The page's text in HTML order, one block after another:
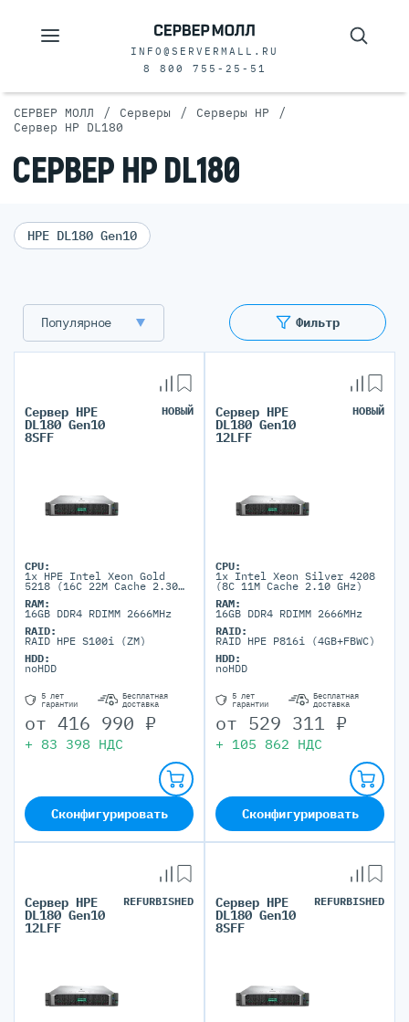
INFO@SERVERMALL.RU
8 800 755-25-51
СЕРВЕР МОЛЛ / Серверы / Серверы HP /
Сервер HP DL180
СЕРВЕР HP DL180
HPE DL180 Gen10
Фильтр
Популярное
Сервер HPE
DL180 Gen10
8SFF
НОВЫЙ
CPU:
1x HPE Intel Xeon Gold
5218 (16C 22M Cache 2.30
RAM:
16GB DDR4 RDIMM 2666MHz
RAID:
RAID HPE S100i (ZM)
HDD:
noHDD
5 лет
гарантии
Бесплатная
доставка
от 416 990 ₽
+ 83 398 НДС
Сконфигурировать
Сервер HPE
DL180 Gen10
12LFF
НОВЫЙ
CPU:
1x Intel Xeon Silver 4208
(8C 11M Cache 2.10 GHz)
RAM:
16GB DDR4 RDIMM 2666MHz
RAID:
RAID HPE P816i (4GB+FBWC)
HDD:
noHDD
5 лет
гарантии
Бесплатная
доставка
от 529 311 ₽
+ 105 862 НДС
Сконфигурировать
Сервер HPE
DL180 Gen10
12LFF
REFURBISHED Сервер HPE
DL180 Gen10
8SFF
REFURBISHED